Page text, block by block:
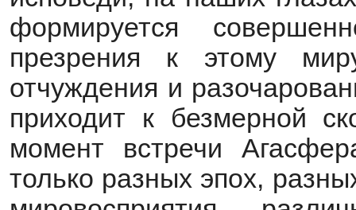
формируется
презрения к этому
отчуждения и
приходит к безмерной
момент встречи
только разных эпох,